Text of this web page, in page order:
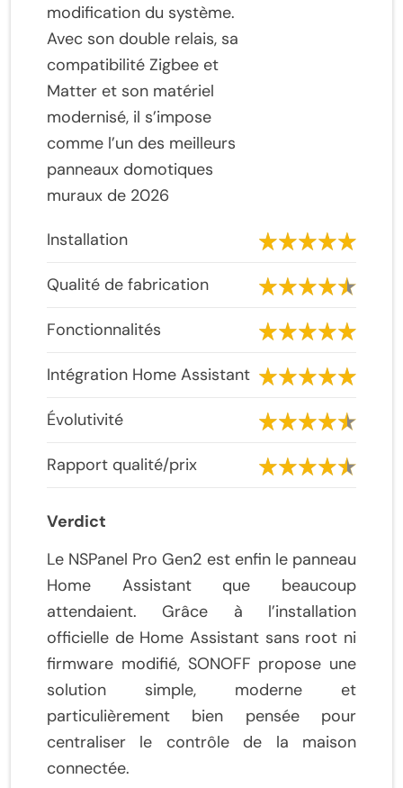
modification du système.
Avec son double relais, sa
compatibilité Zigbee et
Matter et son matériel
modernisé, il s’impose
comme l’un des meilleurs
panneaux domotiques
muraux de 2026
Installation
Qualité de fabrication
Fonctionnalités
Intégration Home Assistant
Évolutivité
Rapport qualité/prix
Verdict
Le NSPanel Pro Gen2 est enfin le panneau
Home Assistant que beaucoup
attendaient. Grâce à l’installation
officielle de Home Assistant sans root ni
firmware modifié, SONOFF propose une
solution simple, moderne et
particulièrement bien pensée pour
centraliser le contrôle de la maison
connectée.